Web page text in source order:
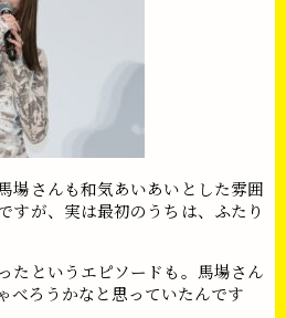
場さんも和気あいあいとした雰囲
すが、実は最初のうちは、ふたり
たというエピソードも。馬場さん
べろうかなと思っていたんです